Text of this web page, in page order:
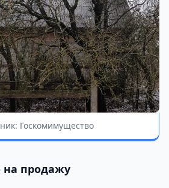
Госкомимущество
на продажу